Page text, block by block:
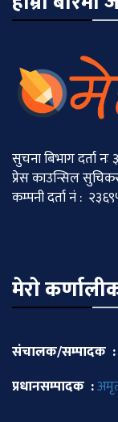
सुचना बिभाग दर्ता
प्रेस काउन्सिल
कम्पनी दर्ता नं :
मेराे
संचालक/सम्पादक :
प्रधानसम्पादक :